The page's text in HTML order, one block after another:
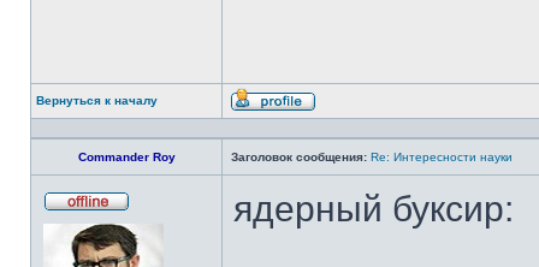
Вернуться к началу
Профиль
Commander Roy Заголовок сообщения: Re: Интересности науки
в
сети
ядерный буксир: